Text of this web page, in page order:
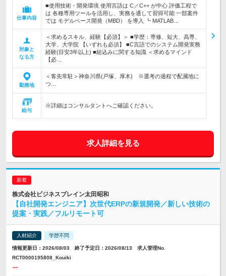
仕事内容
■使用技術・開発環境 使用言語は C／C++ が中心 評価工程で
は 各種専用ツールを活用し、実務を通して習得可能 一部案件
では モデルベース開発（MBD） を導入 ┗ MATLAB…
対象と
なる方
＜求めるスキル、経験【必須】＞ ■学歴：専修、短大、高専、
大学、大学院 【いずれも必須】 ■C言語でのシステム開発実務
経験(目安3年以上) ■組込みに関する知識 ＜求めるマインド
【必…
勤務地
＜客先常駐＞神奈川県(戸塚、厚木) ※選考の過程で配属地に
つ…
給与
※詳細はコンサルタントへご確認ください。
求人詳細を見る
株式会社ビジネスブレイン太田昭和
【自社開発エンジニア】次世代ERPの新規開発／新しい技術の
提案・実践／フルリモート可
人材紹介 学歴不問
情報更新日：2026/08/03 終了予定日：2026/08/13 求人管理No.
RCT0000195808_Kouiki
ー